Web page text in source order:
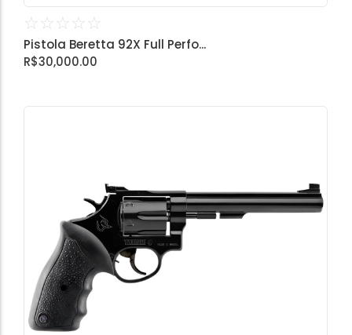
☆ ☆ ☆ ☆ ☆
Pistola Beretta 92X Full Perfo...
R$30,000.00